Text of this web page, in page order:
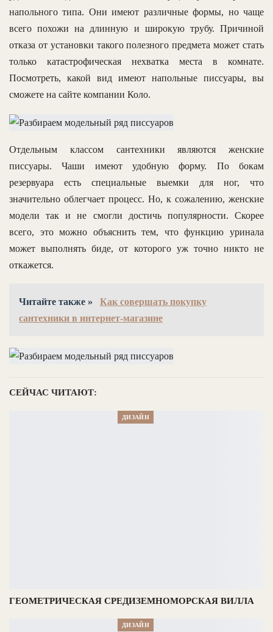
напольного типа. Они имеют различные формы, но чаще
всего похожи на длинную и широкую трубу. Причиной
отказа от установки такого полезного предмета может стать
только катастрофическая нехватка места в комнате.
Посмотреть, какой вид имеют напольные писсуары, вы
сможете на сайте компании Коло.
Отдельным классом сантехники являются женские
писсуары. Чаши имеют удобную форму. По бокам
резервуара есть специальные выемки для ног, что
значительно облегчает процесс. Но, к сожалению, женские
модели так и не смогли достичь популярности. Скорее
всего, это можно объяснить тем, что функцию уринала
может выполнять биде, от которого уж точно никто не
откажется.
Читайте также »
Как совершать покупку
сантехники в интернет-магазине
СЕЙЧАС ЧИТАЮТ:
ДИЗАЙН
ГЕОМЕТРИЧЕСКАЯ СРЕДИЗЕМНОМОРСКАЯ ВИЛЛА
ДИЗАЙН